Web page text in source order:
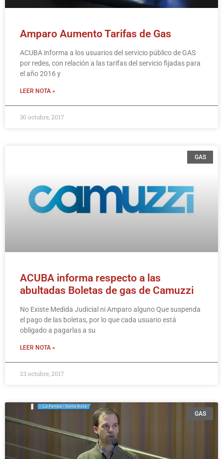
Amparo Aumento Tarifas de Gas
ACUBA informa a los usuarios del servicio público de GAS
por redes, con relación a las tarifas del servicio fijadas para
el año 2016 y
LEER NOTA »
30 octubre, 2017
GAS
ACUBA informa respecto a las
abultadas Boletas de gas de Camuzzi
No Existe Medida Judicial ni Amparo alguno Que suspenda
el pago de las boletas, por lo que cada usuario está
obligado a pagarlas a su
LEER NOTA »
23 octubre, 2017
GAS